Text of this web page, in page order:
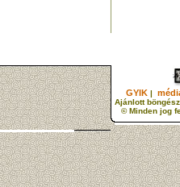
GYIK |
Ajánlott
© Minden jog